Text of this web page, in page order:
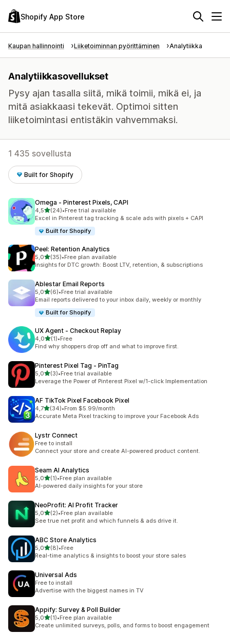
Shopify App Store
Kaupan hallinnointi Liiketoiminnan pyörittäminen Analytiikka
Analytiikkasovellukset
Pysy ajan tasalla siitä, mikä toimii, mikä ei, ja
mitä asiakkaasi tekevät. Optimoi sitten
liiketoimintasi entistäkin vahvemmaksi.
1 435 sovellusta
Built for Shopify
Omega ‑ Pinterest Pixels, CAPI
4,5/ 5 tähteä
(24)
24 arvostelua yhteensä
•Free trial available
Excel in Pinterest tag tracking & scale ads with pixels + CAPI
Built for Shopify
Peel: Retention Analytics
5,0/ 5 tähteä
(35)
35 arvostelua yhteensä
•Free plan available
Insights for DTC growth: Boost LTV, retention, & subscriptions
Ablestar Email Reports
5,0/ 5 tähteä
(6)
6 arvostelua yhteensä
•Free trial available
Email reports delivered to your inbox daily, weekly or monthly
Built for Shopify
UX Agent ‑ Checkout Replay
4,0/ 5 tähteä
(1)
1 arvostelua yhteensä
•Free
Find why shoppers drop off and what to improve first.
Pinterest Pixel Tag ‑ PinTag
5,0/ 5 tähteä
(3)
3 arvostelua yhteensä
•Free trial available
Leverage the Power of Pinterest Pixel w/1-click Implementation
AF TikTok Pixel Facebook Pixel
4,7/ 5 tähteä
(34)
34 arvostelua yhteensä
•From $5.99/month
Accurate Meta Pixel tracking to improve your Facebook Ads
Lystr Connect
Free to install
Connect your store and create AI-powered product content.
Seam AI Analytics
5,0/ 5 tähteä
(1)
1 arvostelua yhteensä
•Free plan available
AI-powered daily insights for your store
NeoProfit: AI Profit Tracker
5,0/ 5 tähteä
(2)
2 arvostelua yhteensä
•Free plan available
See true net profit and which funnels & ads drive it.
ABC Store Analytics
5,0/ 5 tähteä
(8)
8 arvostelua yhteensä
•Free
Real-time analytics & insights to boost your store sales
Universal Ads
Free to install
Advertise with the biggest names in TV
Appify: Survey & Poll Builder
5,0/ 5 tähteä
(1)
1 arvostelua yhteensä
•Free plan available
Create unlimited surveys, polls, and forms to boost engagement